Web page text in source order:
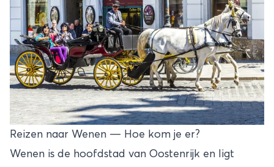
Reizen naar Wenen — Hoe kom je er?
Wenen is de hoofdstad van Oostenrijk en ligt